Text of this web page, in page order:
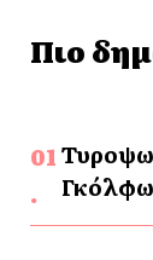
Πιο